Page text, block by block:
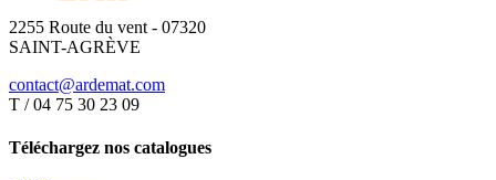
2255 Route du vent - 07320
SAINT-AGRÈVE
contact@ardemat.com
T / 04 75 30 23 09
Téléchargez nos catalogues